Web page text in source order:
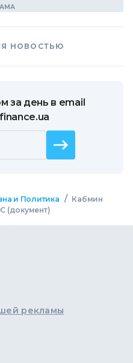
НОВОСТЬЮ
за день в email
и Политика / Кабмин
(документ)
рекламы